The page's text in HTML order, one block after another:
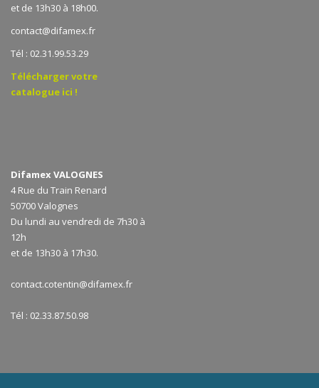
et de 13h30 à 18h00.
contact@difamex.fr
Tél : 02.31.99.53.29
Télécharger votre
catalogue ici !
Difamex VALOGNES
4 Rue du Train Renard
50700 Valognes
Du lundi au vendredi de 7h30 à
12h
et de 13h30 à 17h30.
contact.cotentin@difamex.fr
Tél : 02.33.87.50.98